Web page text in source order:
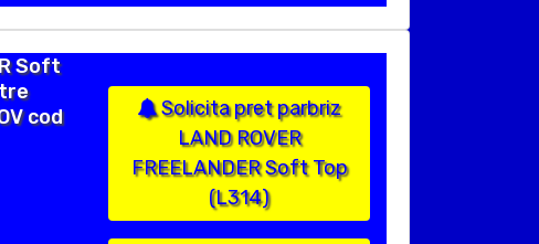
Soft
cod
Solicita pret parbriz
LAND ROVER
FREELANDER Soft Top
(L314)